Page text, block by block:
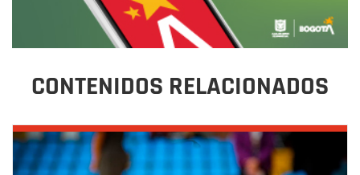
CONTENIDOS RELACIONADOS